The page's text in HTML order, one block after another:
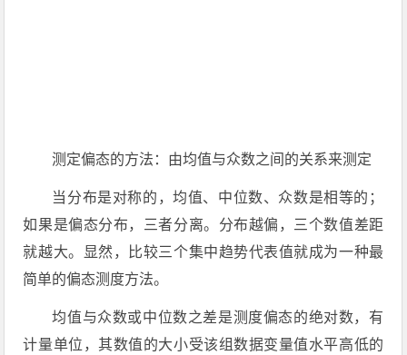
测定偏态的方法：由均值与众数之间的关系来测定
当分布是对称的，均值、中位数、众数是相等的；
如果是偏态分布，三者分离。分布越偏，三个数值差距
就越大。显然，比较三个集中趋势代表值就成为一种最
简单的偏态测度方法。
均值与众数或中位数之差是测度偏态的绝对数，有
计量单位，其数值的大小受该组数据变量值水平高低的